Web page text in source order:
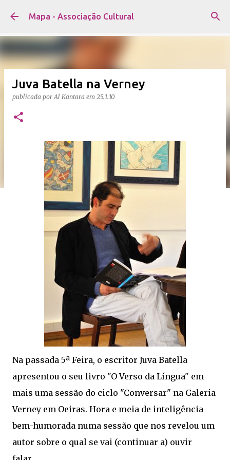
Avançar para o conteúdo principal
Mapa - Associação Cultural
Juva Batella na Verney
publicada porAl Kantara em 25.1.10
Na passada 5ª Feira, o escritor Juva Batella
apresentou o seu livro "O Verso da Língua" em
mais uma sessão do ciclo "Conversar" na Galeria
Verney em Oeiras. Hora e meia de inteligência
bem-humorada numa sessão que nos revelou um
autor sobre o qual se vai (continuar a) ouvir